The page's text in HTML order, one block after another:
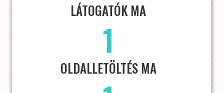
LÁTOGATÓK MA
1
OLDALLETÖLTÉS MA